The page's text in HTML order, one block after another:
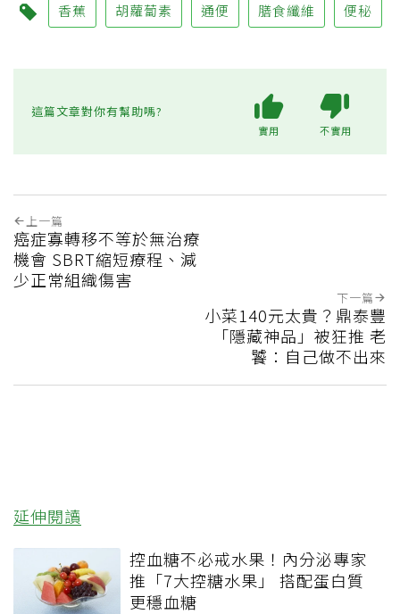
香蕉 胡蘿蔔素 通便 膳食纖維 便秘
這篇文章對你有幫助嗎?
實用 不實用
上一篇
癌症寡轉移不等於無治療
機會 SBRT縮短療程、減
少正常組織傷害
下一篇
小菜140元太貴？鼎泰豐
「隱藏神品」被狂推 老
饕：自己做不出來
延伸閱讀
控血糖不必戒水果！內分泌專家
推「7大控糖水果」 搭配蛋白質
更穩血糖